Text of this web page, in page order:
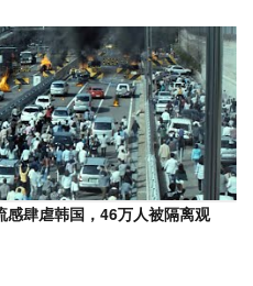
感肆虐韩国，46万人被隔离观